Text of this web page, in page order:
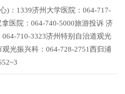
)：1339济州大学医院：064-717-
医院：064-740-5000旅游投诉 济
710-3323济州特别自治道观光
光振兴科：064-728-2751西归浦